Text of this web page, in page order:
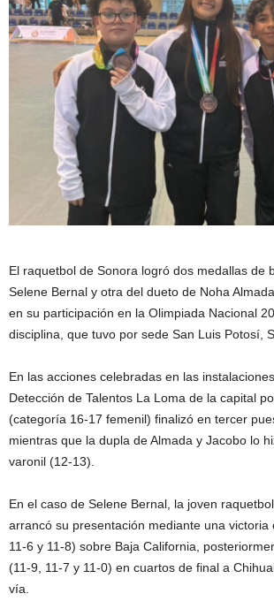
El raquetbol de Sonora logró dos medallas de
Selene Bernal y otra del dueto de Noha
en su participación en la Olimpiada Nacional
disciplina, que tuvo por sede San Luis Potosí,
En las acciones celebradas en las
Detección de Talentos La Loma de la capital
(categoría 16-17 femenil) finalizó en tercer
mientras que la dupla de Almada y Jacobo lo
varonil (12-13).
En el caso de Selene Bernal, la joven
arrancó su presentación mediante una victoria
11-6 y 11-8) sobre Baja California,
(11-9, 11-7 y 11-0) en cuartos de final a
vía.